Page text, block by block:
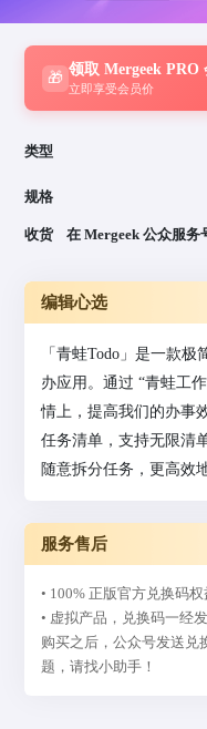
🎁
领取 Mergeek PRO
立即享受会员价
类型
规格
收货 在 Mergeek 公众服务
编辑心选
「青蛙Todo」是一款
办应用。通过 “青蛙工
情上，提高我们的办事
任务清单，支持无限清
随意拆分任务，更高效
服务售后
• 100% 正版官方兑换码权
• 虚拟产品，兑换码一经
购买之后，公众号发送兑
题，请找小助手！